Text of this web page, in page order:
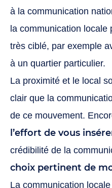
à la communication
la communication locale
très ciblé, par exemple
à un quartier particulier.
La proximité et le local
clair que la
de ce mouvement.
l’effort de vous
crédibilité de la
choix pertinent de
La communication locale